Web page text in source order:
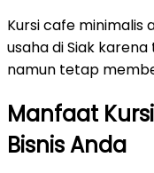
Kursi cafe minimalis
usaha di Siak
namun tetap
Manfaat
Bisnis Anda